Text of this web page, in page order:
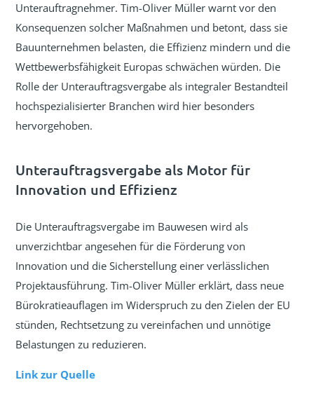
Unterauftragnehmer. Tim-Oliver Müller warnt vor den
Konsequenzen solcher Maßnahmen und betont, dass sie
Bauunternehmen belasten, die Effizienz mindern und die
Wettbewerbsfähigkeit Europas schwächen würden. Die
Rolle der Unterauftragsvergabe als integraler Bestandteil
hochspezialisierter Branchen wird hier besonders
hervorgehoben.
Unterauftragsvergabe als Motor für
Innovation und Effizienz
Die Unterauftragsvergabe im Bauwesen wird als
unverzichtbar angesehen für die Förderung von
Innovation und die Sicherstellung einer verlässlichen
Projektausführung. Tim-Oliver Müller erklärt, dass neue
Bürokratieauflagen im Widerspruch zu den Zielen der EU
stünden, Rechtsetzung zu vereinfachen und unnötige
Belastungen zu reduzieren.
Link zur Quelle